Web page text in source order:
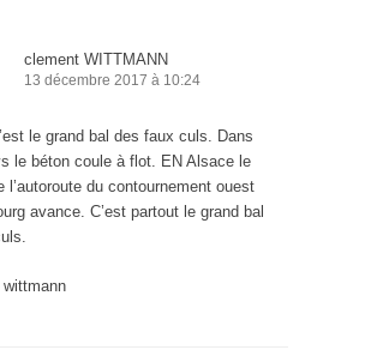
clement WITTMANN
13 décembre 2017 à 10:24
le grand bal des faux culs. Dans
le béton coule à flot. EN Alsace le
l’autoroute du contournement ouest
avance. C’est partout le grand bal